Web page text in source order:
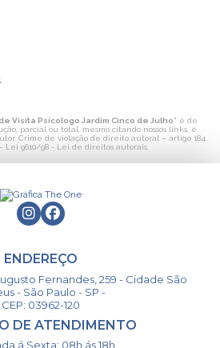
Visita Psicologo Jardim Cinco de Julho" é de
parcial ou total, mesmo citando nossos links, é
Crime de violação de direito autoral – artigo 184
Lei 9610/98 - Lei de direitos autorais.
ENDEREÇO
Fernandes, 259 - Cidade São
- São Paulo - SP -
CEP: 03962-120
DE ATENDIMENTO
á Sexta: 08h ás 18h